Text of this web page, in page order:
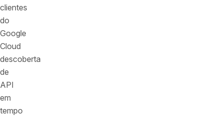
clientes
do
Google
Cloud
descoberta
de
API
em
tempo